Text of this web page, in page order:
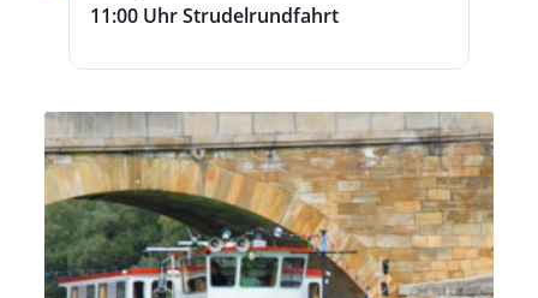
11:00 Uhr Strudelrundfahrt